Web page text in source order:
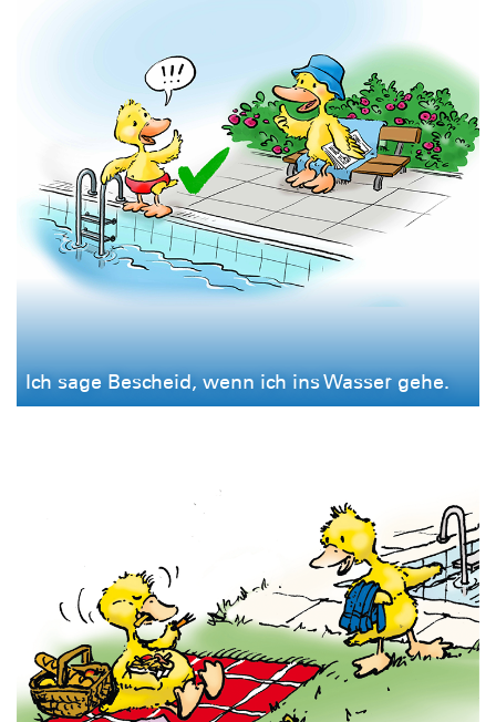
Ich sage Bescheid, wenn ich ins Wasser gehe.